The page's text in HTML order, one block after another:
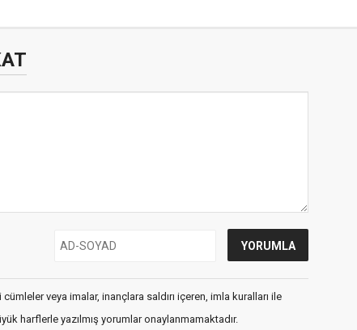
veya imalar, inançlara saldırı içeren, imla kuralları ile
harflerle yazılmış yorumlar onaylanmamaktadır.